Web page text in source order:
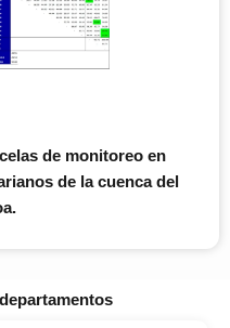
de monitoreo en
de la cuenca del